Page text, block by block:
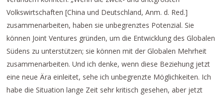
Volkswirtschaften [China und Deutschland, Anm. d. Red.]
zusammenarbeiten, haben sie unbegrenztes Potenzial. Sie
können Joint Ventures gründen, um die Entwicklung des Globalen
Südens zu unterstützen; sie können mit der Globalen Mehrheit
zusammenarbeiten. Und ich denke, wenn diese Beziehung jetzt
eine neue Ära einleitet, sehe ich unbegrenzte Möglichkeiten. Ich
habe die Situation lange Zeit sehr kritisch gesehen, aber jetzt